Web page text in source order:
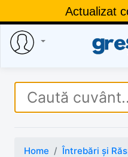
Actualizat
Home Întrebări și